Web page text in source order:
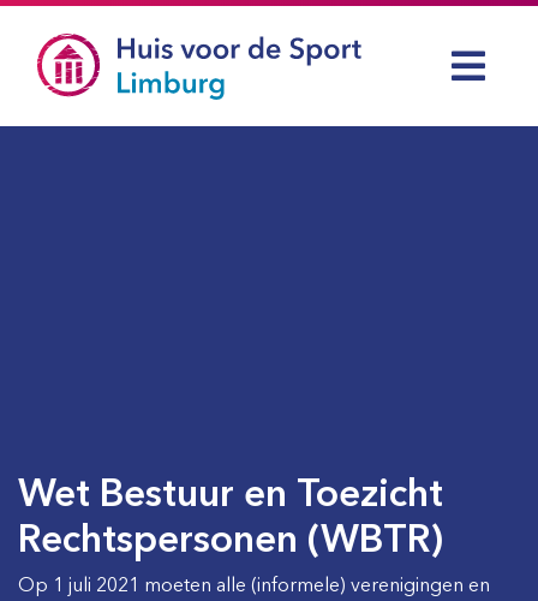
Wet Bestuur en Toezicht
Rechtspersonen (WBTR)
Op 1 juli 2021 moeten alle (informele) verenigingen en